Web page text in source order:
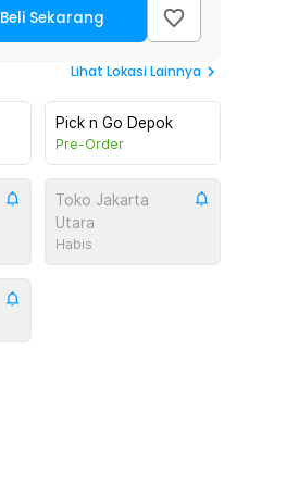
Beli Sekarang
Lihat Lokasi Lainnya
Pick n Go Depok
Pre-Order
Toko Jakarta
Utara
Habis